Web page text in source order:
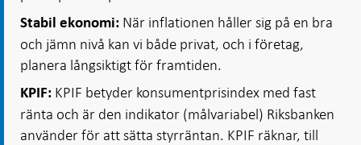
Stabil ekonomi: När inflationen håller sig på en bra
och jämn nivå kan vi både privat, och i företag,
planera långsiktigt för framtiden.
KPIF: KPIF betyder konsumentprisindex med fast
ränta och är den indikator (målvariabel) Riksbanken
använder för att sätta styrräntan. KPIF räknar, till